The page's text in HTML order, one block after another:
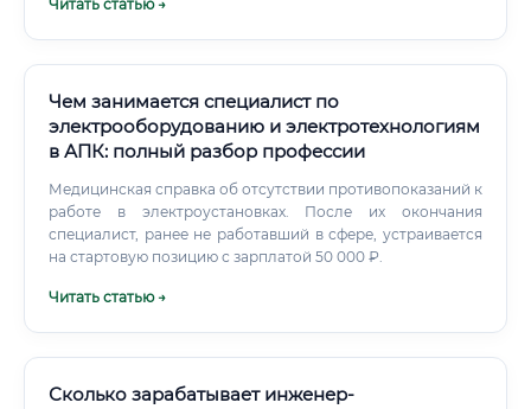
Читать статью →
Чем занимается специалист по
электрооборудованию и электротехнологиям
в АПК: полный разбор профессии
Медицинская справка об отсутствии противопоказаний к
работе в электроустановках. После их окончания
специалист, ранее не работавший в сфере, устраивается
на стартовую позицию с зарплатой 50 000 ₽.
Читать статью →
Сколько зарабатывает инженер-